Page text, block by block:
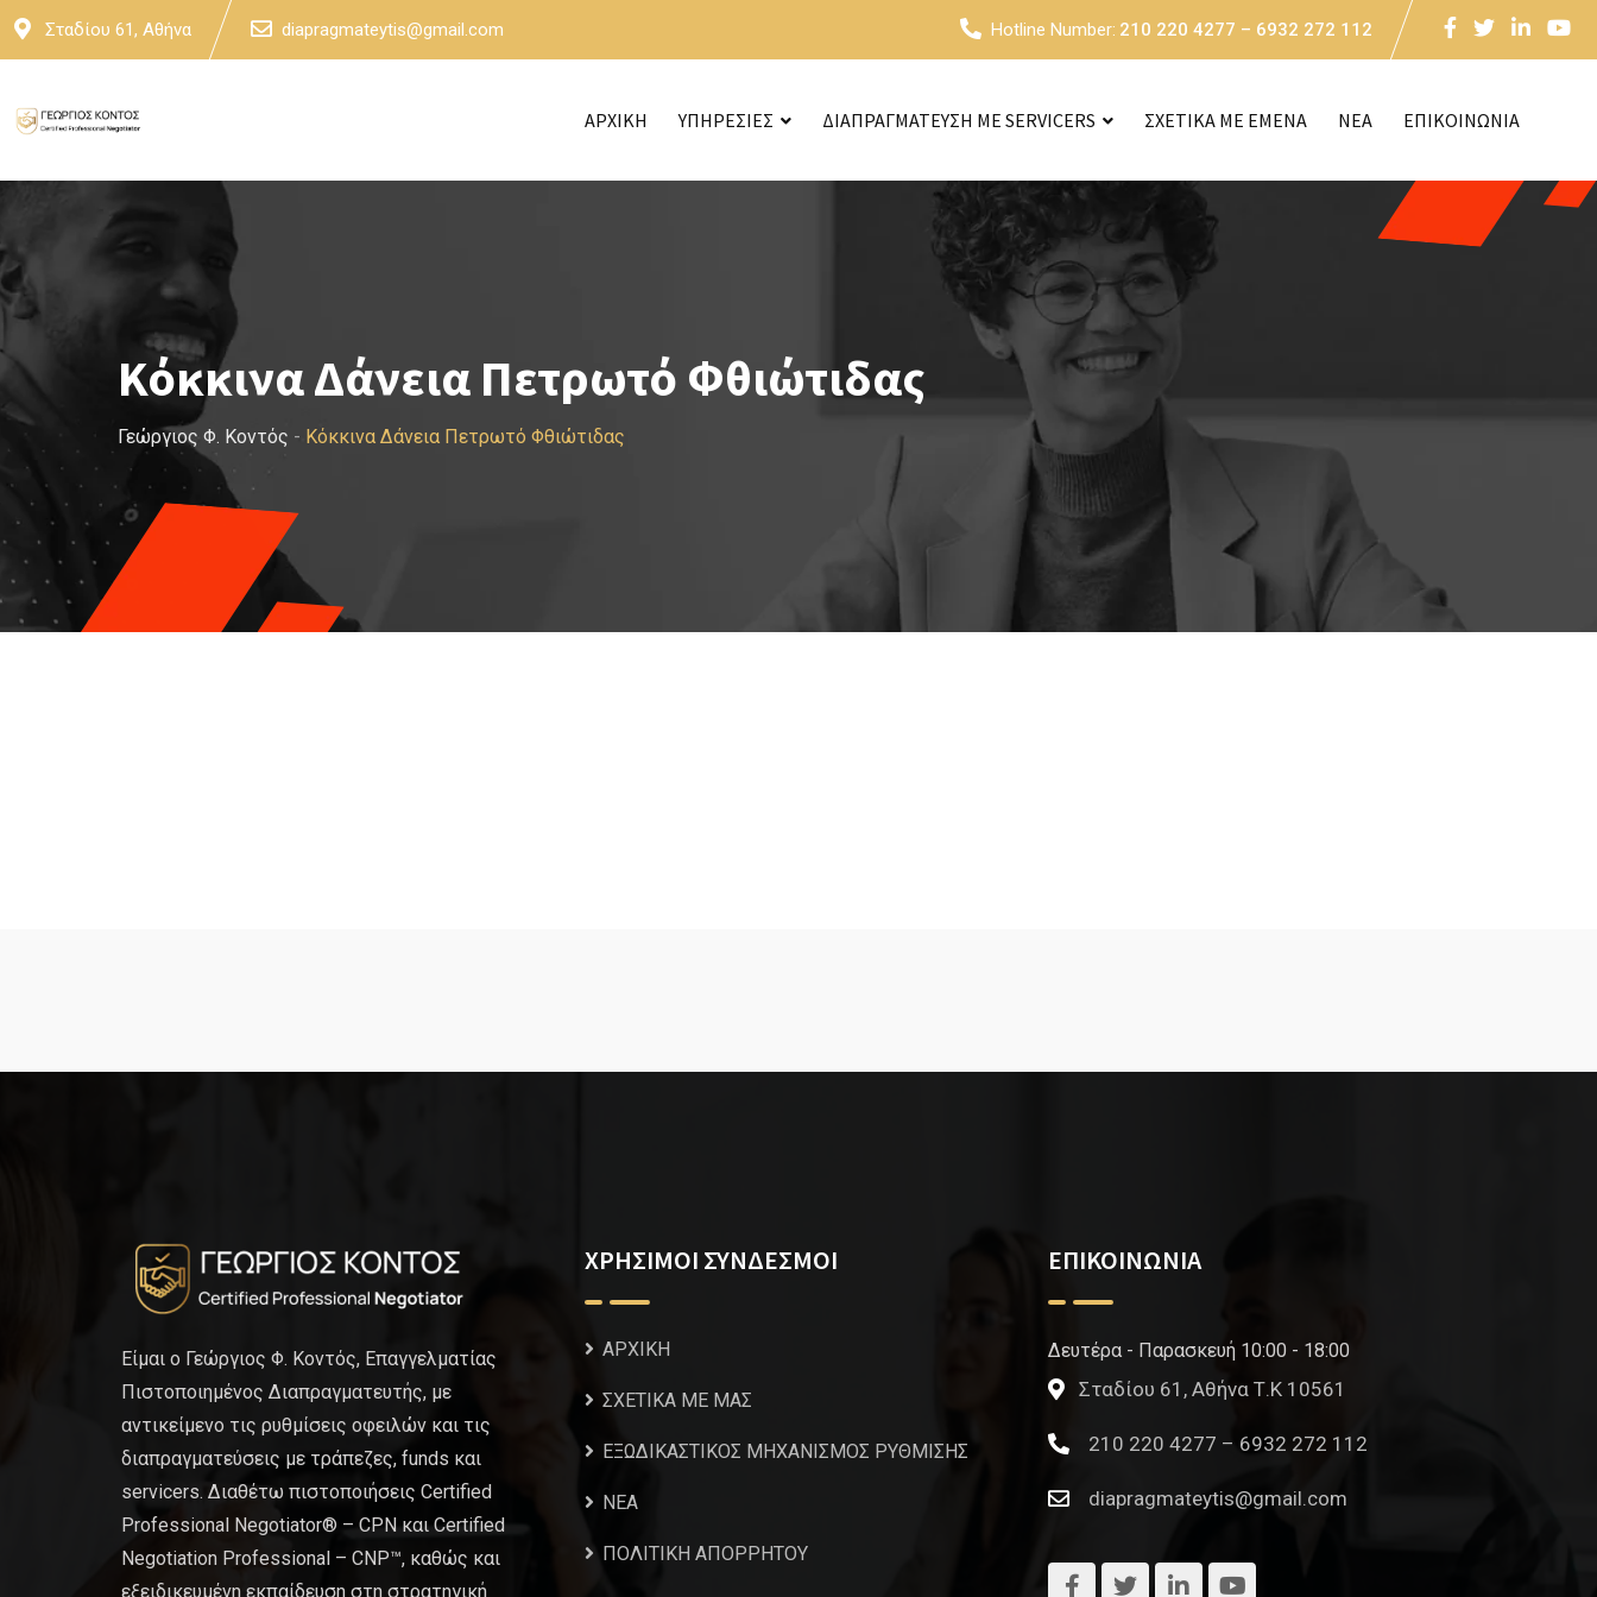
Skip
Σταδίου 61, Αθήνα diapragmateytis@gmail.com Hotline Number: 210 220 4277 – 6932 272 112
ΑΡΧΙΚΗ ΥΠΗΡΕΣΙΕΣ ΔΙΑΠΡΑΓΜΑΤΕΥΣΗ ΜΕ SERVICERS ΣΧΕΤΙΚΑ ΜΕ ΕΜΕΝΑ NEA ΕΠΙΚΟΙΝΩΝΙΑ
Κόκκινα Δάνεια Πετρωτό Φθιώτιδας
Γεώργιος Φ. Κοντός - Κόκκινα Δάνεια Πετρωτό Φθιώτιδας
Είμαι ο Γεώργιος Φ. Κοντός, Επαγγελματίας
Πιστοποιημένος Διαπραγματευτής, με
αντικείμενο τις ρυθμίσεις οφειλών και τις
διαπραγματεύσεις με τράπεζες, funds και
servicers. Διαθέτω πιστοποιήσεις Certified
Professional Negotiator® – CPN και Certified
Negotiation Professional – CNP™, καθώς και
εξειδικευμένη εκπαίδευση στη στρατηγική
ΧΡΗΣΙΜΟΙ ΣΥΝΔΕΣΜΟΙ
ΑΡΧΙΚΗ
ΣΧΕΤΙΚΑ ΜΕ ΜΑΣ
ΕΞΩΔΙΚΑΣΤΙΚΟΣ ΜΗΧΑΝΙΣΜΟΣ ΡΥΘΜΙΣΗΣ
NEA
ΠΟΛΙΤΙΚΗ ΑΠΟΡΡΗΤΟΥ
ΕΠΙΚΟΙΝΩΝΙΑ
Δευτέρα - Παρασκευή 10:00 - 18:00
Σταδίου 61, Αθήνα Τ.Κ 10561
210 220 4277 – 6932 272 112
diapragmateytis@gmail.com